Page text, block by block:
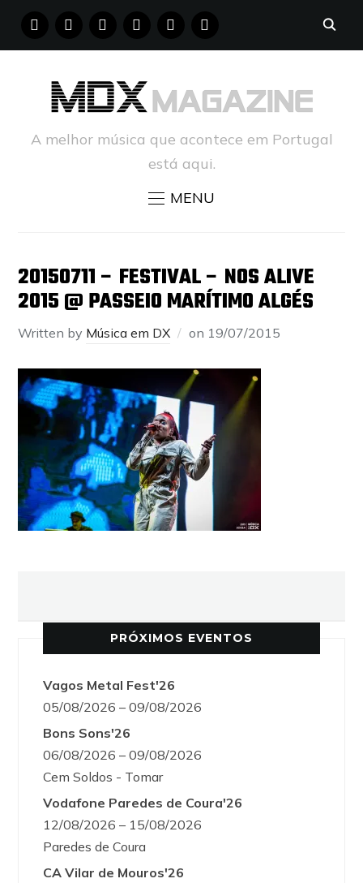
FACEBOOKINSTAGRAM
YOUTUBE PINTERESTTUMBLR
A melhor música que acontece em Portugal
está aqui.
MENU
20150711 – FESTIVAL – NOS ALIVE
2015 @ PASSEIO MARÍTIMO ALGÉS
Written by Música em DX on 19/07/2015
PRÓXIMOS EVENTOS
Vagos Metal Fest'26
05/08/2026 – 09/08/2026
Bons Sons'26
06/08/2026 – 09/08/2026
Cem Soldos - Tomar
Vodafone Paredes de Coura'26
12/08/2026 – 15/08/2026
Paredes de Coura
CA Vilar de Mouros'26